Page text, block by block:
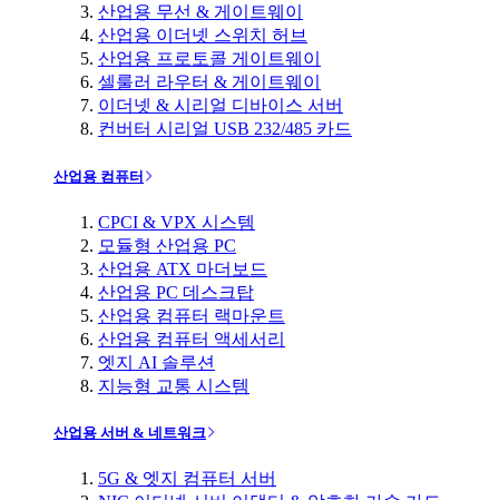
산업용 무선 & 게이트웨이
산업용 이더넷 스위치 허브
산업용 프로토콜 게이트웨이
셀룰러 라우터 & 게이트웨이
이더넷 & 시리얼 디바이스 서버
컨버터 시리얼 USB 232/485 카드
산업용 컴퓨터
CPCI & VPX 시스템
모듈형 산업용 PC
산업용 ATX 마더보드
산업용 PC 데스크탑
산업용 컴퓨터 랙마운트
산업용 컴퓨터 액세서리
엣지 AI 솔루션
지능형 교통 시스템
산업용 서버 & 네트워크
5G & 엣지 컴퓨터 서버